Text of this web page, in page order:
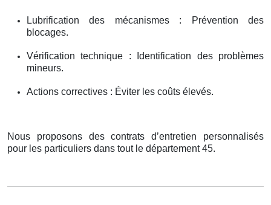
Lubrification des mécanismes : Prévention des
blocages.
Vérification technique : Identification des problèmes
mineurs.
Actions correctives : Éviter les coûts élevés.
Nous proposons des contrats d’entretien personnalisés
pour les particuliers dans tout le département 45.